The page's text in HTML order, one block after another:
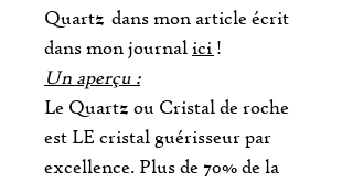
Quartz dans mon article écrit
dans mon journal ici !
Un aperçu :
Le Quartz ou Cristal de roche
est LE cristal guérisseur par
excellence. Plus de 70% de la